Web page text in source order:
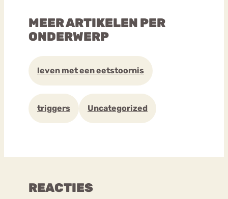
MEER ARTIKELEN PER
ONDERWERP
leven met een eetstoornis
triggers Uncategorized
REACTIES